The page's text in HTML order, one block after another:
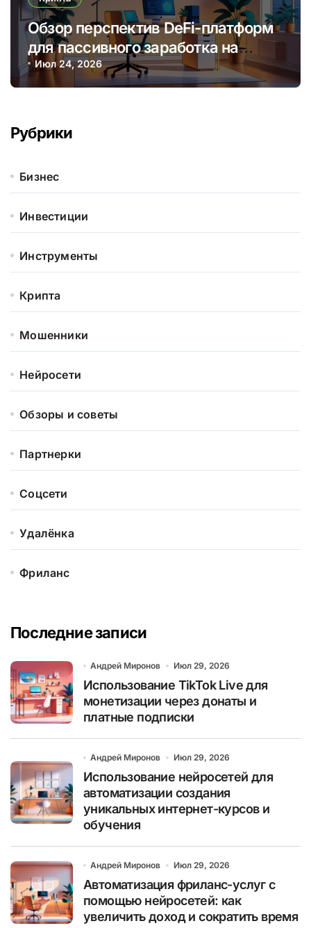
Обзор перспектив DeFi-платформ
для пассивного заработка на
криптовалютных стейкингах
Июл 24, 2026
Рубрики
Бизнес
Инвестиции
Инструменты
Крипта
Мошенники
Нейросети
Обзоры и советы
Партнерки
Соцсети
Удалёнка
Фриланс
Последние записи
Андрей Миронов Июл 29, 2026
Использование TikTok Live для
монетизации через донаты и
платные подписки
Андрей Миронов Июл 29, 2026
Использование нейросетей для
автоматизации создания
уникальных интернет-курсов и
обучения
Андрей Миронов Июл 29, 2026
Автоматизация фриланс-услуг с
помощью нейросетей: как
увеличить доход и сократить время